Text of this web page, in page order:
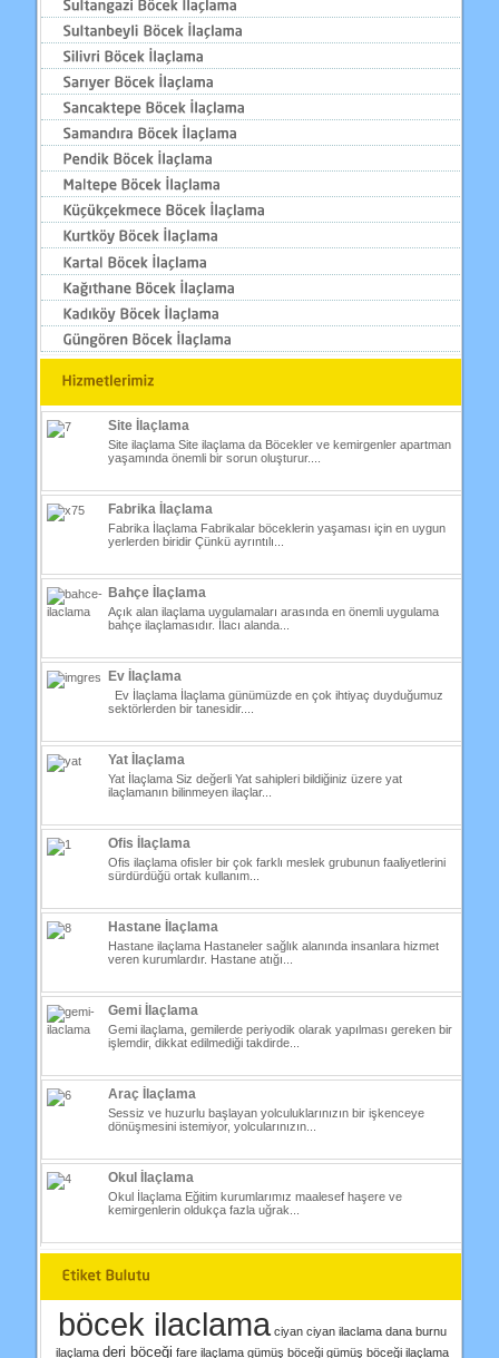
Site İlaçlama
Site ilaçlama Site ilaçlama da Böcekler ve kemirgenler apartman
yaşamında önemli bir sorun oluşturur....
Fabrika İlaçlama
Fabrika İlaçlama Fabrikalar böceklerin yaşaması için en uygun
yerlerden biridir Çünkü ayrıntılı...
Bahçe İlaçlama
Açık alan ilaçlama uygulamaları arasında en önemli uygulama
bahçe ilaçlamasıdır. İlacı alanda...
Ev İlaçlama
Ev İlaçlama İlaçlama günümüzde en çok ihtiyaç duyduğumuz
sektörlerden bir tanesidir....
Yat İlaçlama
Yat İlaçlama Siz değerli Yat sahipleri bildiğiniz üzere yat
ilaçlamanın bilinmeyen ilaçlar...
Ofis İlaçlama
Ofis ilaçlama ofisler bir çok farklı meslek grubunun faaliyetlerini
sürdürdüğü ortak kullanım...
Hastane İlaçlama
Hastane ilaçlama Hastaneler sağlık alanında insanlara hizmet
veren kurumlardır. Hastane atığı...
Gemi İlaçlama
Gemi ilaçlama, gemilerde periyodik olarak yapılması gereken bir
işlemdir, dikkat edilmediği takdirde...
Araç İlaçlama
Sessiz ve huzurlu başlayan yolculuklarınızın bir işkenceye
dönüşmesini istemiyor, yolcularınızın...
Okul İlaçlama
Okul İlaçlama Eğitim kurumlarımız maalesef haşere ve
kemirgenlerin oldukça fazla uğrak...
böcek ilaclama ciyan ciyan ilaclama dana burnu
ilaçlama deri böceği fare ilaçlama gümüş böceği gümüş böceği ilaçlama